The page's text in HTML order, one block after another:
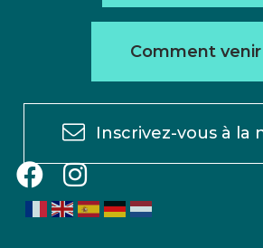
Comment venir
Inscrivez-vous à la